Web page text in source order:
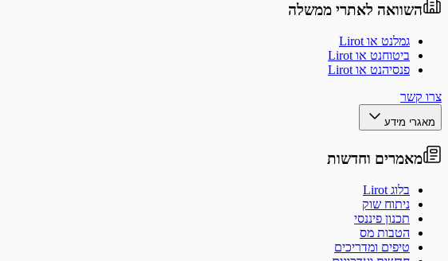
השוואה לאתרי ממשלה
גמלנט או Lirot
ביטוחנט או Lirot
פנסיהנט או Lirot
צרו קשר
מאגרי מידע
מאמרים וחדשות
בלוג Lirot
ניתוח שוק
תכנון פיננסי
הטבות מס
טיפים ומדריכים